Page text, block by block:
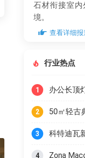
石材衔接室
境。
功能区营造
氛围；各空间
久沉浸的度假
查看详细报
行业热点
1 办公长顶
2 50㎡轻古
3
4 Zona